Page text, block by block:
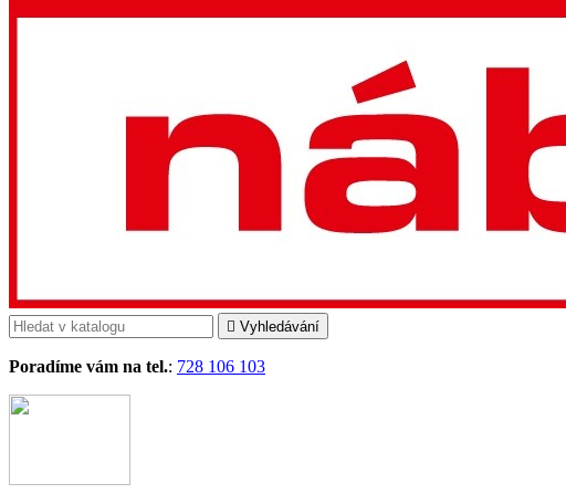
 Vyhledávání
Poradíme vám na tel.: 728 106 103